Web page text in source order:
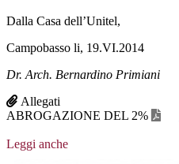
Dalla Casa dell’Unitel,
Campobasso li, 19.VI.2014
Dr. Arch. Bernardino Primiani
Allegati
ABROGAZIONE DEL 2%
Leggi anche